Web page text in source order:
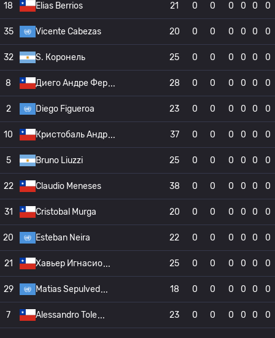
18 Elias Berrios 21 0 0 0 0 0 0
35 Vicente Cabezas 20 0 0 0 0 0 0
32 S. Коронель 25 0 0 0 0 0 0
8 Диего Андре Фер 28 0 0 0 0 0 0
2 Diego Figueroa 23 0 0 0 0 0 0
10 Кристобаль Андр 37 0 0 0 0 0 0
5 Bruno Liuzzi 25 0 0 0 0 0 0
22 Claudio Meneses 38 0 0 0 0 0 0
31 Cristobal Murga 20 0 0 0 0 0 0
20 Esteban Neira 22 0 0 0 0 0 0
21 Хавьер Игнасио 25 0 0 0 0 0 0
29 Matias Sepulved 18 0 0 0 0 0 0
7 Alessandro Tole 23 0 0 0 0 0 0